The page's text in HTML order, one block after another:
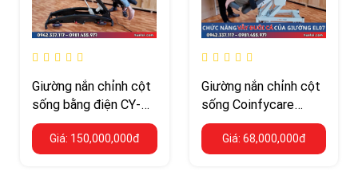
Giường nắn chỉnh cột
sống bằng điện CY-
C113E – nghiêng
52°/32°
Giá: 150,000,000đ
Giường nắn chỉnh cột
sống Coinfycare
EL07 – chịu tải 250
kg, Hi-Lo điện
Giá: 68,000,000đ